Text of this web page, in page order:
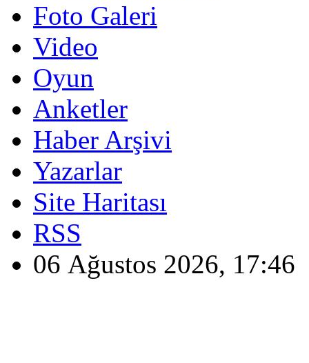
Foto Galeri
Video
Oyun
Anketler
Haber Arşivi
Yazarlar
Site Haritası
RSS
06 Ağustos 2026, 17:46